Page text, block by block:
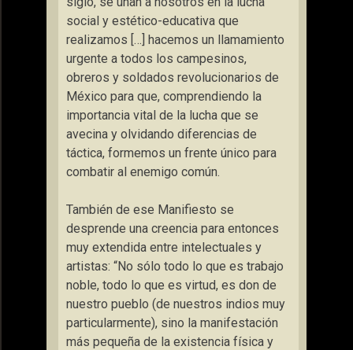
social y estético-educativa que
realizamos […] hacemos un llamamiento
urgente a todos los campesinos,
obreros y soldados revolucionarios de
México para que, comprendiendo la
importancia vital de la lucha que se
avecina y olvidando diferencias de
táctica, formemos un frente único para
combatir al enemigo común.
También de ese Manifiesto se
desprende una creencia para entonces
muy extendida entre intelectuales y
artistas: “No sólo todo lo que es trabajo
noble, todo lo que es virtud, es don de
nuestro pueblo (de nuestros indios muy
particularmente), sino la manifestación
más pequeña de la existencia física y